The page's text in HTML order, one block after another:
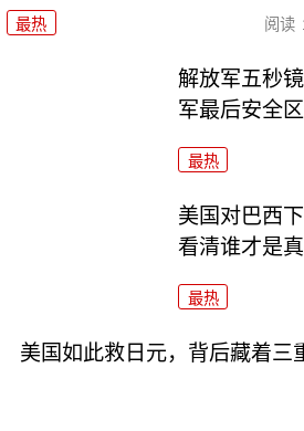
最热 阅读
解放军五秒
军最后安全
最热
美国对巴西
看清谁才是
最热
美国如此救日元，背后藏着三